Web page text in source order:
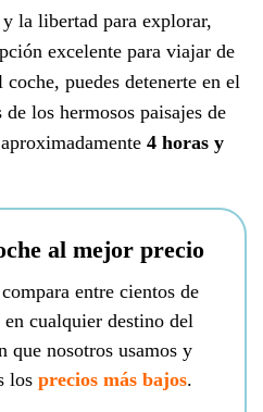
la libertad para explorar,
excelente para viajar de
coche, puedes detenerte en el
los hermosos paisajes de
4 horas y
al mejor precio
compara entre cientos de
cualquier destino del
que nosotros usamos y
los precios más bajos.